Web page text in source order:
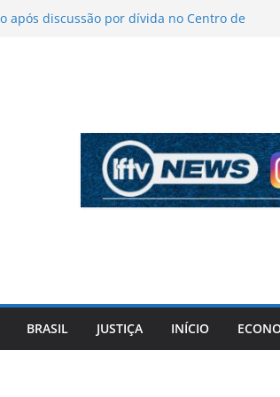
após discussão por dívida no Centro de
a tiros após criminosos invadirem
BRASIL JUSTIÇA INÍCIO